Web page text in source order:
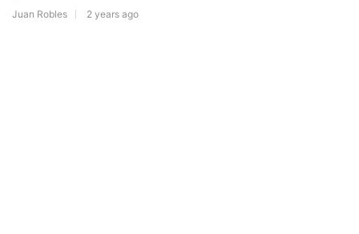
Juan Robles 2 years ago